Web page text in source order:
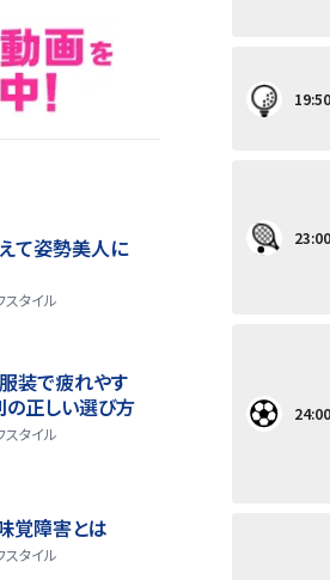
て姿勢美人に
スタイル
装で疲れやす
の正しい選び方
スタイル
覚障害とは
スタイル
19:50
23:00
24:00